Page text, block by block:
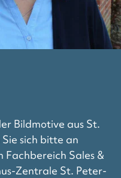
Bildmotive aus St.
sich bitte an
Fachbereich Sales &
Zentrale St. Peter-